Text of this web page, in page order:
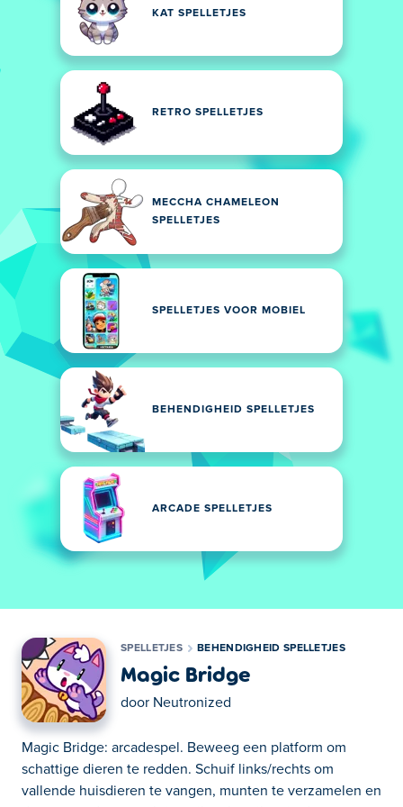
KAT SPELLETJES
RETRO SPELLETJES
MECCHA CHAMELEON
SPELLETJES
SPELLETJES VOOR MOBIEL
BEHENDIGHEID SPELLETJES
ARCADE SPELLETJES
SPELLETJES BEHENDIGHEID SPELLETJES
Magic Bridge
door Neutronized
Magic Bridge: arcadespel. Beweeg een platform om
schattige dieren te redden. Schuif links/rechts om
vallende huisdieren te vangen, munten te verzamelen en